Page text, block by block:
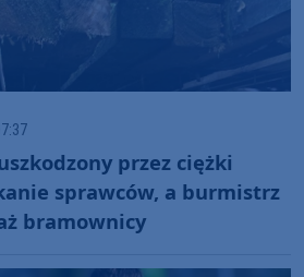
przez ciężki
sprawców, a burmistrz
bramownicy